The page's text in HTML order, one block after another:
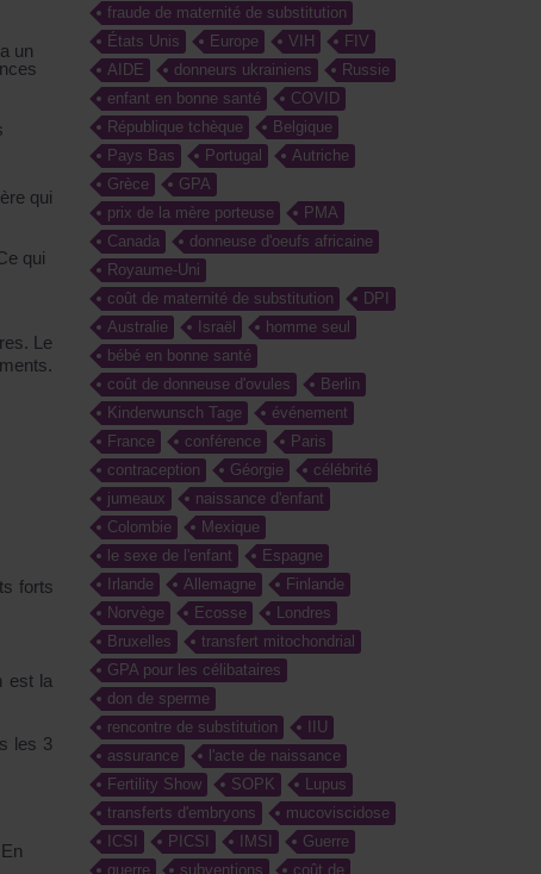
un
qui
qui
Le
forts
est la
les 3
fraude de maternité de substitution
États Unis
Europe VIH
FIV
AIDE
donneurs ukrainiens
Russie
enfant en bonne santé
COVID
République tchèque
Belgique
Pays Bas
Portugal
Autriche
Grèce
GPA
prix de la mère porteuse
PMA
Canada
donneuse d'oeufs africaine
Royaume-Uni
coût de maternité de substitution
DPI
Australie
Israël
homme seul
bébé en bonne santé
coût de donneuse d'ovules
Berlin
Kinderwunsch Tage
événement
France
conférence
Paris
contraception
Géorgie
célébrité
jumeaux
naissance d'enfant
Colombie
Mexique
le sexe de l'enfant
Espagne
Irlande
Allemagne
Finlande
Norvège
Ecosse
Londres
Bruxelles
transfert mitochondrial
GPA pour les célibataires
don de sperme
rencontre de substitution
IIU
assurance
l'acte de naissance
Fertility Show
SOPK
Lupus
transferts d'embryons
mucoviscidose
ICSI
PICSI IMSI
Guerre
guerre
subventions coût de